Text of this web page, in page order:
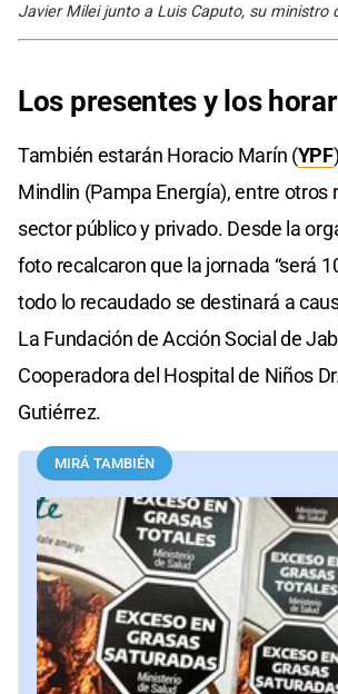
Javier Milei junto a Luis Caputo, su ministro
Los presentes y los
También estarán Horacio Marín (YPF
Mindlin (Pampa Energía), entre otros
sector público y privado. Desde la
foto recalcaron que la jornada “será
todo lo recaudado se destinará a
La Fundación de Acción Social de
Cooperadora del Hospital de Niños
Gutiérrez.
MIRÁ TAMBIÉN